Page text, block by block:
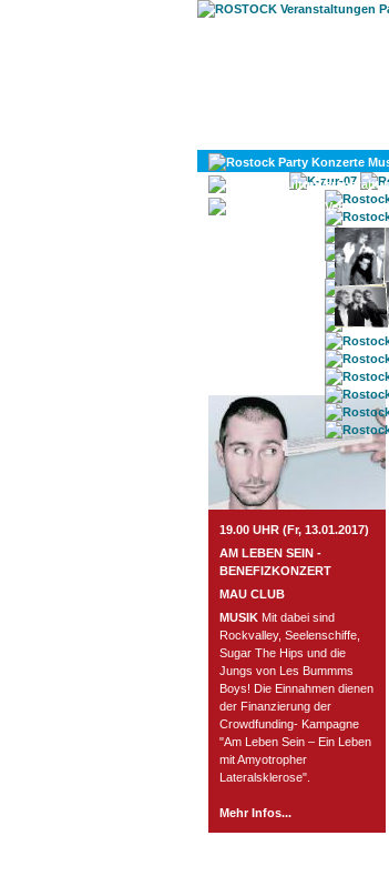
ROSTOCK TAGESTIPP
19.00 UHR (Fr, 13.01.2017)
AM LEBEN SEIN -
BENEFIZKONZERT
MAU CLUB
MUSIK Mit dabei sind
Rockvalley, Seelenschiffe,
Sugar The Hips und die
Jungs von Les Bummms
Boys! Die Einnahmen dienen
der Finanzierung der
Crowdfunding- Kampagne
"Am Leben Sein – Ein Leben
mit Amyotropher
Lateralsklerose".
Mehr Infos...